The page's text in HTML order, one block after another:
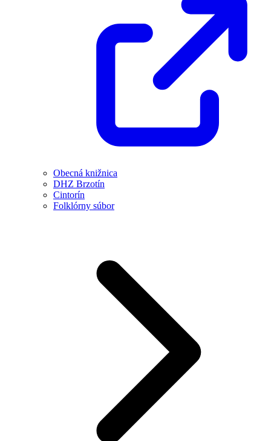
Obecná knižnica
DHZ Brzotín
Cintorín
Folklórny súbor